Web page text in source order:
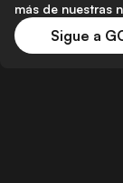
más de nuestras
Sigue a